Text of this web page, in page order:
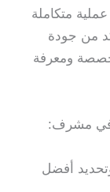
متكاملة
من جودة
ومعرفة
في مشرف:
أفضل